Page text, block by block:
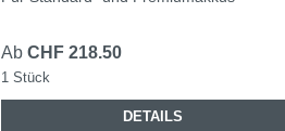
Ab CHF 218.50
1 Stück
DETAILS